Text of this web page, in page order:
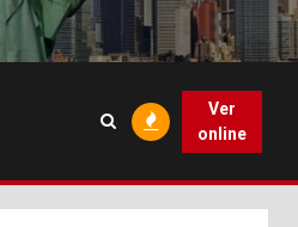
Ver
online